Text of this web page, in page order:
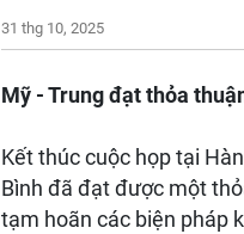
31 thg 10, 2025
Mỹ - Trung đạt thỏa
Kết thúc cuộc họp tại
Bình đã đạt được một
tạm hoãn các biện pháp